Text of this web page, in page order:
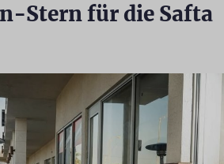
Stern für die Safta